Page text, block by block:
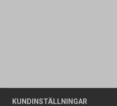
KUNDINSTÄLLNINGAR
Företagskund / Privatkund
Allmänna försäljningsvillkor
Butiker
Om oss